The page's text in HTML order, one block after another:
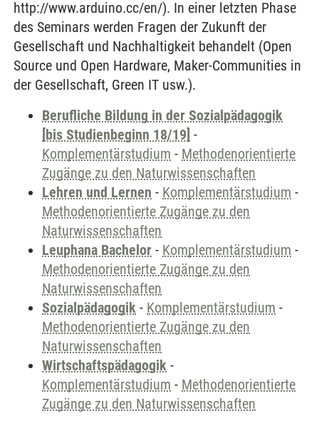
http://www.arduino.cc/en/). In einer letzten Phase
des Seminars werden Fragen der Zukunft der
Gesellschaft und Nachhaltigkeit behandelt (Open
Source und Open Hardware, Maker-Communities in
der Gesellschaft, Green IT usw.).
Berufliche Bildung in der Sozialpädagogik
[bis Studienbeginn 18/19] -
Komplementärstudium - Methodenorientierte
Zugänge zu den Naturwissenschaften
Lehren und Lernen - Komplementärstudium -
Methodenorientierte Zugänge zu den
Naturwissenschaften
Leuphana Bachelor - Komplementärstudium -
Methodenorientierte Zugänge zu den
Naturwissenschaften
Sozialpädagogik - Komplementärstudium -
Methodenorientierte Zugänge zu den
Naturwissenschaften
Wirtschaftspädagogik -
Komplementärstudium - Methodenorientierte
Zugänge zu den Naturwissenschaften